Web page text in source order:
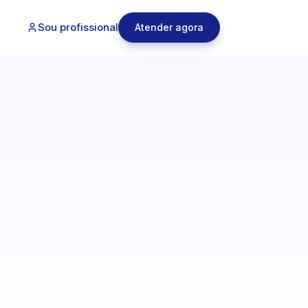
Sou profissional Atender agora